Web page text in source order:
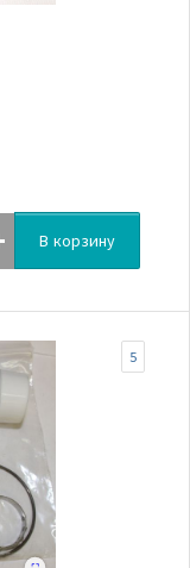
В корзину
5